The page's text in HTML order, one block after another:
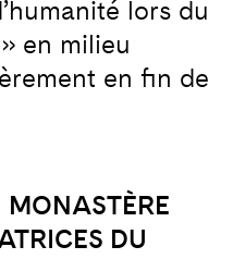
lors du
en milieu
en fin de
MONASTÈRE
DU